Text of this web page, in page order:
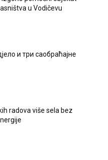
u Vodičevu
и три саобраћајне
radova više sela bez